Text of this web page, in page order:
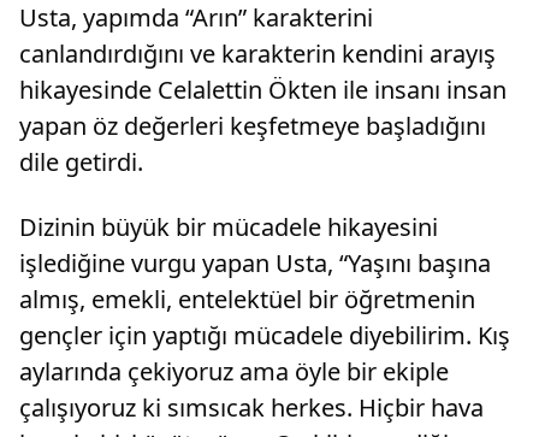
Usta, yapımda “Arın” karakterini
canlandırdığını ve karakterin kendini arayış
hikayesinde Celalettin Ökten ile insanı insan
yapan öz değerleri keşfetmeye başladığını
dile getirdi.
Dizinin büyük bir mücadele hikayesini
işlediğine vurgu yapan Usta, “Yaşını başına
almış, emekli, entelektüel bir öğretmenin
gençler için yaptığı mücadele diyebilirim. Kış
aylarında çekiyoruz ama öyle bir ekiple
çalışıyoruz ki sımsıcak herkes. Hiçbir hava